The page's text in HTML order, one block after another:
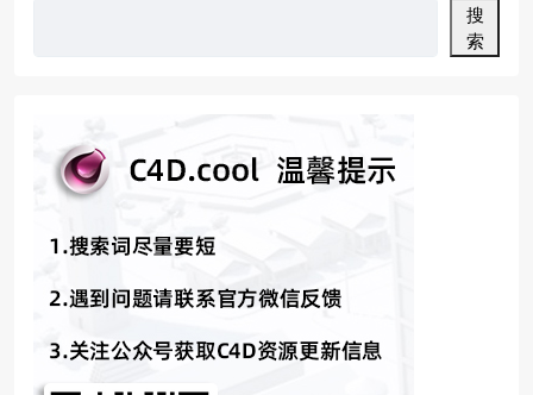
搜
索